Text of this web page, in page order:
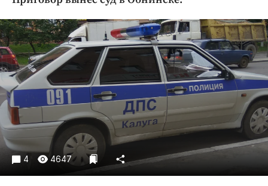
Криминал
Культура
Недвижимость и ЖКХ
Образование
Общество
Погода
Праздники
Происшествия
Спорт
Экономика и бизнес
4 4647